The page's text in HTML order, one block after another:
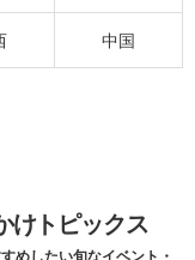
中国
けトピックス
めしたい旬なイベント・